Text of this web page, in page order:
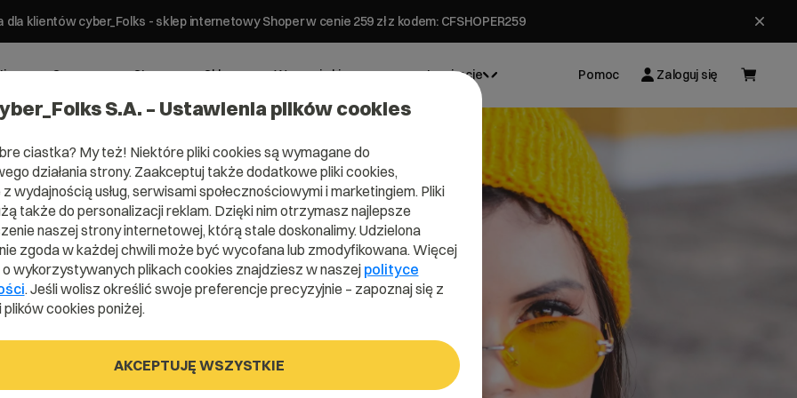
klientów cyber_Folks - sklep internetowy Shoper w cenie 259 zł z kodem: CFSHOPER259
Serwery Strony Sklepy Wsparcie biznesowe Inspiracje Pomoc Zaloguj się
S.A. – Ustawienia plików cookies
ciastka? My też! Niektóre pliki cookies są wymagane do
działania strony. Zaakceptuj także dodatkowe pliki cookies,
wydajnością usług, serwisami społecznościowymi i marketingiem. Pliki
także do personalizacji reklam. Dzięki nim otrzymasz najlepsze
naszej strony internetowej, którą stale doskonalimy. Udzielona
zgoda w każdej chwili może być wycofana lub zmodyfikowana. Więcej
wykorzystywanych plikach cookies znajdziesz w naszej polityce
. Jeśli wolisz określić swoje preferencje precyzyjnie – zapoznaj się z
cookies poniżej.
AKCEPTUJĘ WSZYSTKIE